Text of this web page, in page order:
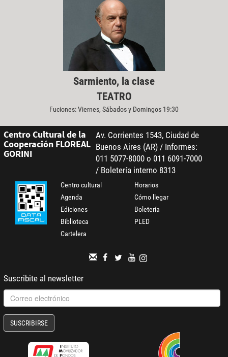
Sarmiento, la clase
TEATRO
Fuciones: Viernes, Sábados y Domingos 19:30
Centro Cultural de la
Cooperación FLOREAL
GORINI
Av. Corrientes 1543, Ciudad de
Buenos Aires (AR) / Informes:
011 5077-8000 o 011 6091-7000
/ Boletería interno 8313
Centro cultural
Agenda
Ediciones
Biblioteca
Cartelera
Horarios
Cómo llegar
Boletería
PLED
Suscribite al newsletter
SUSCRIBIRSE